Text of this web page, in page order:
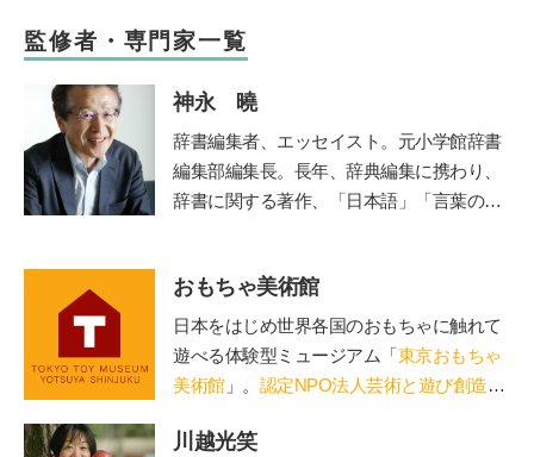
監修者・専門家一覧
神永 曉
辞書編集者、エッセイスト。元小学館辞書
編集部編集長。長年、辞典編集に携わり、
辞書に関する著作、「日本語」「言葉の使
（時事通信社/角川ソフィア文庫）『さら
に悩ましい国語辞典』（時事通信社）、
『微妙におかしな日本語』『辞書編集、三
十七年』（いずれも草思社）、『一生もの
選ぶ 美しい日本語101』（時事通信
おもちゃ美術館
日本をはじめ世界各国のおもちゃに触れて
遊べる体験型ミュージアム「東京おもちゃ
美術館」。 認定NPO法人芸術と遊び創造協
子で木のぬくもりに触れる場を提供。長門
川越光笑